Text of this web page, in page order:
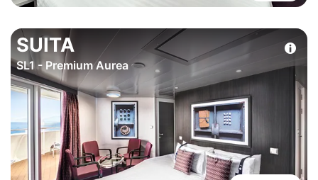
SUITA
SL1 - Premium Aurea